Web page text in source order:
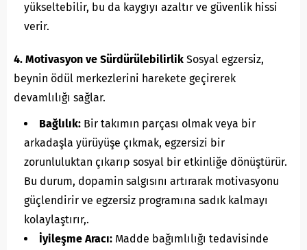
yükseltebilir, bu da kaygıyı azaltır ve güvenlik hissi
verir.
4. Motivasyon ve Sürdürülebilirlik Sosyal egzersiz,
beynin ödül merkezlerini harekete geçirerek
devamlılığı sağlar.
Bağlılık: Bir takımın parçası olmak veya bir
arkadaşla yürüyüşe çıkmak, egzersizi bir
zorunluluktan çıkarıp sosyal bir etkinliğe dönüştürür.
Bu durum, dopamin salgısını artırarak motivasyonu
güçlendirir ve egzersiz programına sadık kalmayı
kolaylaştırır,.
İyileşme Aracı: Madde bağımlılığı tedavisinde